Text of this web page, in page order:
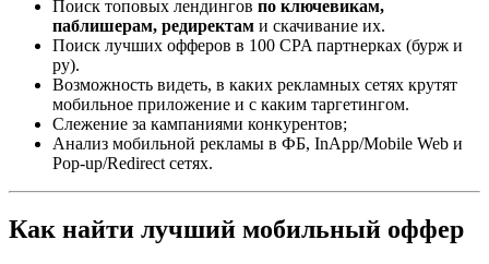
Поиск топовых лендингов по ключевикам,
паблишерам, редиректам и скачивание их.
Поиск лучших офферов в 100 CPA партнерках (бурж и
ру).
Возможность видеть, в каких рекламных сетях крутят
мобильное приложение и с каким таргетингом.
Слежение за кампаниями конкурентов;
Анализ мобильной рекламы в ФБ, InApp/Mobile Web и
Pop-up/Redirect сетях.
Как найти лучший мобильный оффер